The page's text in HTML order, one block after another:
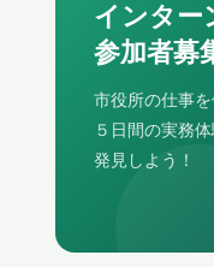
インター
参加者募
市役所の仕事
５日間の実務
発見しよう！